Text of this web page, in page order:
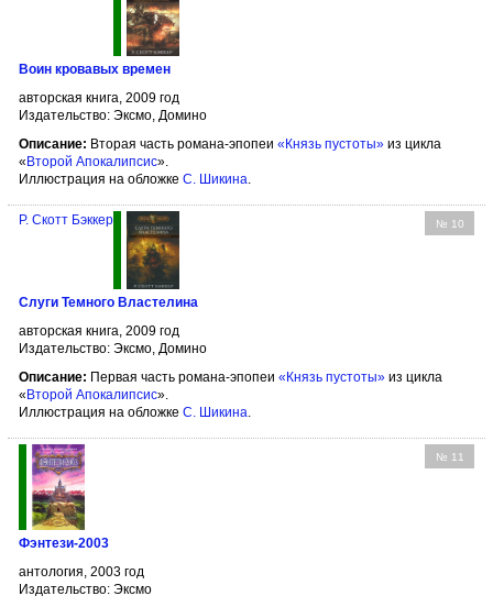
Воин кровавых времен
авторская книга, 2009 год
Издательство: Эксмо, Домино
Описание: Вторая часть романа-эпопеи «Князь пустоты» из цикла
« Второй Апокалипсис».
Иллюстрация на обложке С. Шикина.
№ 10
Р. Скотт Бэккер
Слуги Темного Властелина
авторская книга, 2009 год
Издательство: Эксмо, Домино
Описание: Первая часть романа-эпопеи «Князь пустоты» из цикла
« Второй Апокалипсис».
Иллюстрация на обложке С. Шикина.
№ 11
Фэнтези-2003
антология, 2003 год
Издательство: Эксмо